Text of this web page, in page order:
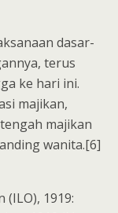
dasar-
terus
ke hari ini.
majikan,
majikan
wanita.[6]
1919: